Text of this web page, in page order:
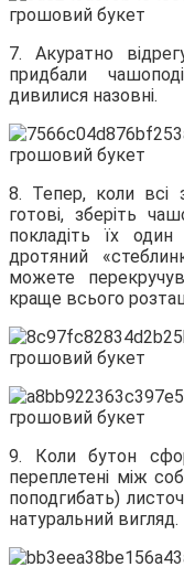
7. Акуратно
придбали
дивилися назовні.
8. Тепер, коли всі
готові, зберіть
покладіть їх
дротяний
можете
краще всього
9. Коли бутон
переплетені між
поподгибать)
натуральний вигляд.